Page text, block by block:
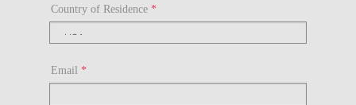
Country of Residence *
Email *